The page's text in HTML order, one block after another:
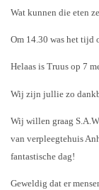
Wat kunnen die eten
Om 14.30 was het tijd
Helaas is Truus op 7
Wij zijn jullie zo
Wij willen graag
van verpleegtehuis
fantastische dag!
Geweldig dat er